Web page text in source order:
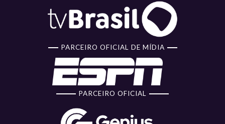
PARCEIRO OFICIAL DE MÍDIA
PARCEIRO OFICIAL